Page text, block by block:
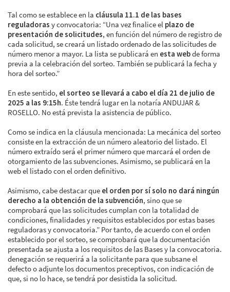
Tal como se establece en la cláusula 11.1 de las bases
reguladoras y convocatoria: “Una vez finalice el plazo de
presentación de solicitudes, en función del número de registro de
cada solicitud, se creará un listado ordenado de las solicitudes de
número menor a mayor. La lista se publicará en esta webde forma
previa a la celebración del sorteo. También se publicará la fecha y
hora del sorteo.”
En este sentido, el sorteo se llevará a cabo el día 21 de julio de
2025 a las 9:15h. Éste tendrá lugar en la notaría ANDUJAR &
ROSELLO. No está prevista la asistencia de público.
Como se indica en la cláusula mencionada: La mecánica del sorteo
consiste en la extracción de un número aleatorio del listado. El
número extraído será el primer número que marcará el orden de
otorgamiento de las subvenciones. Asimismo, se publicará en la
web el listado con el orden definitivo.
Asimismo, cabe destacar que el orden por sí solo no dará ningún
derecho a la obtención de la subvención, sino que se
comprobará que las solicitudes cumplan con la totalidad de
condiciones, finalidades y requisitos establecidos por estas bases
reguladoras y convocatoria.” Por tanto, de acuerdo con el orden
establecido por el sorteo, se comprobará que la documentación
presentada se ajusta a los requisitos de las Bases y la convocatoria.
denegación se requerirá a la solicitante para que subsane el
defecto o adjunte los documentos preceptivos, con indicación de
que, si no lo hace, se tendrá por desistida la solicitud.